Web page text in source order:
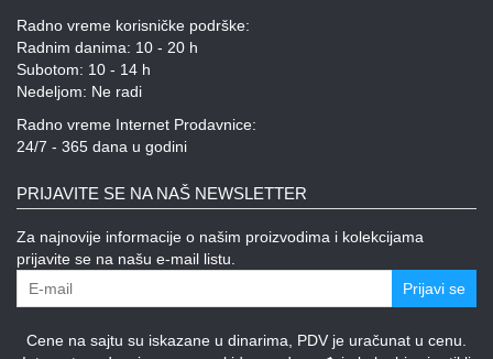
Radno vreme korisničke podrške:
Radnim danima: 10 - 20 h
Subotom: 10 - 14 h
Nedeljom: Ne radi
Radno vreme Internet Prodavnice:
24/7 - 365 dana u godini
PRIJAVITE SE NA NAŠ NEWSLETTER
Za najnovije informacije o našim proizvodima i kolekcijama
prijavite se na našu e-mail listu.
Prijavi se
Cene na sajtu su iskazane u dinarima, PDV je uračunat u cenu.